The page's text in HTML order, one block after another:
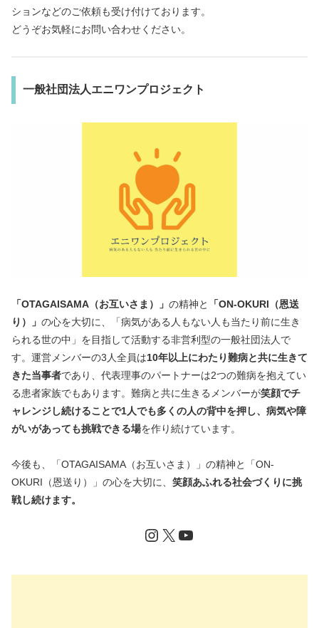
ションなどのご依頼も受け付けております。
どうぞお気軽にお問い合わせください。
一般社団法人エニワンプロジェクト
「OTAGAISAMA（お互いさま）」 の精神と
「ON-OKURI（恩送
り）」 の心を大切に、「病気がある人もない人も当たり前に生き
られる世の中」を目指して活動する非営利型の一般社団法人で
す。運営メンバーの3人全員は10年以上にわたり難病と共に生きて
きた当事者であり、代表理事のパートナーは2つの難病を抱えてい
る患者家族でもあります。難病と共に生きるメンバーが笑顔でチ
ャレンジし続けることで1人でも多くの人の背中を押し、病気や障
がいがあっても挑戦できる場を作り続けています。
今後も、「OTAGAISAMA（お互いさま）」の精神と「ON-
OKURI（恩送り）」の心を大切に、 笑顔あふれる社会づくりに挑
戦し続けます。
Instagram
X YouTube